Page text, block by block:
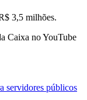
3,5 milhões.
Caixa no YouTube
servidores públicos